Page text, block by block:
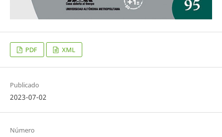
PDF XML
Publicado
2023-07-02
Número